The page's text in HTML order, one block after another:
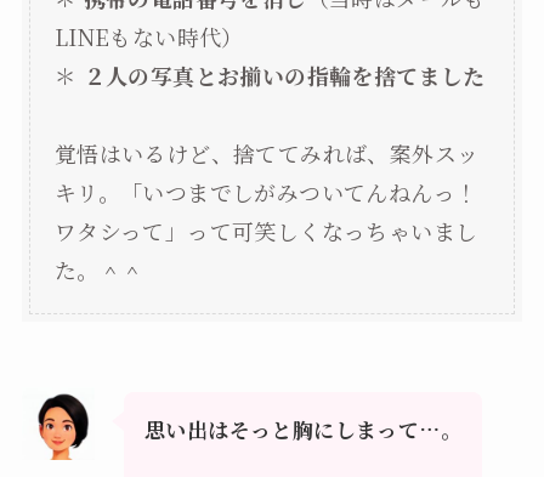
LINEもない時代）
＊ ２人の写真とお揃いの指輪を捨てました
覚悟はいるけど、捨ててみれば、案外スッ
キリ。「いつまでしがみついてんねんっ！
ワタシって」って可笑しくなっちゃいまし
た。＾＾
思い出はそっと胸にしまって…。